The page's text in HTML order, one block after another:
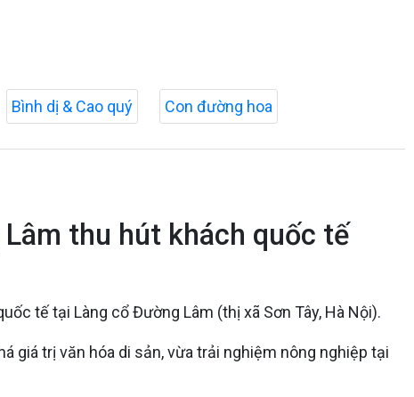
Bình dị & Cao quý Con đường hoa
thu hút khách quốc tế
tế tại Làng cổ Đường Lâm (thị xã Sơn Tây, Hà Nội).
giá trị văn hóa di sản, vừa trải nghiệm nông nghiệp tại